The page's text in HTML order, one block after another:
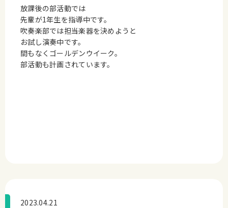
放課後の部活動では
先輩が1年生を指導中です。
吹奏楽部では担当楽器を決めようと
お試し演奏中です。
間もなくゴールデンウイーク。
部活動も計画されています。
2023.04.21